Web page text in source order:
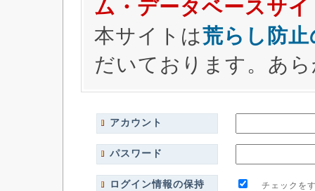
ム・データベースサ
本サイトは荒らし防
だいております。あ
アカウント
パスワード
ログイン情報の保持 チェックをす